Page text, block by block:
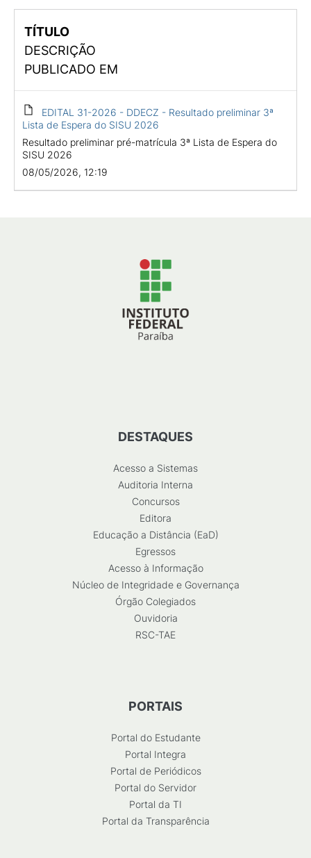
TÍTULO
DESCRIÇÃO
PUBLICADO EM
EDITAL 31-2026 - DDECZ - Resultado preliminar 3ª
Lista de Espera do SISU 2026
Resultado preliminar pré-matrícula 3ª Lista de Espera do
SISU 2026
08/05/2026, 12:19
DESTAQUES
Acesso a Sistemas
Auditoria Interna
Concursos
Editora
Educação a Distância (EaD)
Egressos
Acesso à Informação
Núcleo de Integridade e Governança
Órgão Colegiados
Ouvidoria
RSC-TAE
PORTAIS
Portal do Estudante
Portal Integra
Portal de Periódicos
Portal do Servidor
Portal da TI
Portal da Transparência